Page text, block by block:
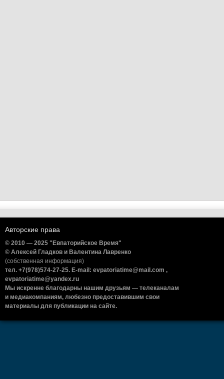
Авторские права
© 2010 — 2025 "Евпаторийское Время"
© Алексей Гладков и Валентина Лавренко
(собственная информация)
тел. +7(978)574-27-25. E-mail: evpatoriatime@mail.com ,
evpatoriatime@yandex.ru
Мы искренне благодарны нашим друзьям — телеканалам
и медиакомпаниям, любезно предоставившим свои
материалы для публикации на сайте.